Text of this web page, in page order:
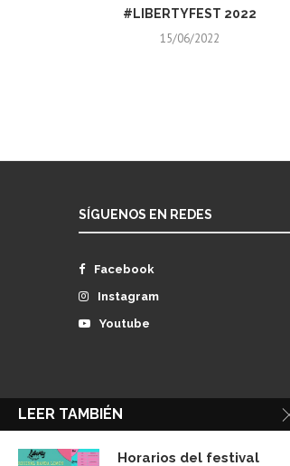
#LIBERTYFEST 2022
15/06/2022
SÍGUENOS EN REDES
Facebook
Instagram
Youtube
LEER TAMBIÉN
Horarios del festival